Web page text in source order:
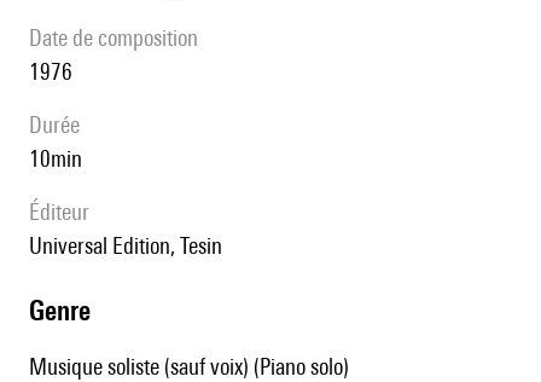
date de composition
1976
durée
10min
éditeur
Universal Edition, Tesin
genre
Musique soliste (sauf voix) (Piano solo)